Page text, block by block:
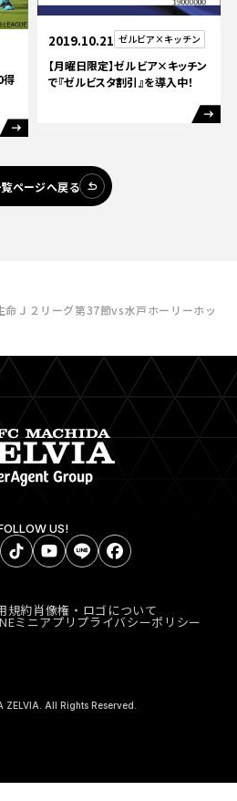
得
2019.10.21 ゼルビア×キッチン
【月曜日限定】ゼルビア×キッチン
で『ゼルビスタ割引』を導入中！
ページへ戻る
命Ｊ２リーグ第37節vs水戸ホーリーホッ
US!
規約肖像権・ロゴについて
ミニアプリプライバシーポリシー
ZELVIA. All Rights Reserved.